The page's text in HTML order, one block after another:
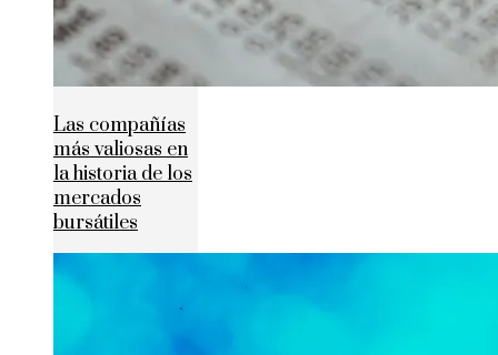
Las compañías
más valiosas en
la historia de los
mercados
bursátiles